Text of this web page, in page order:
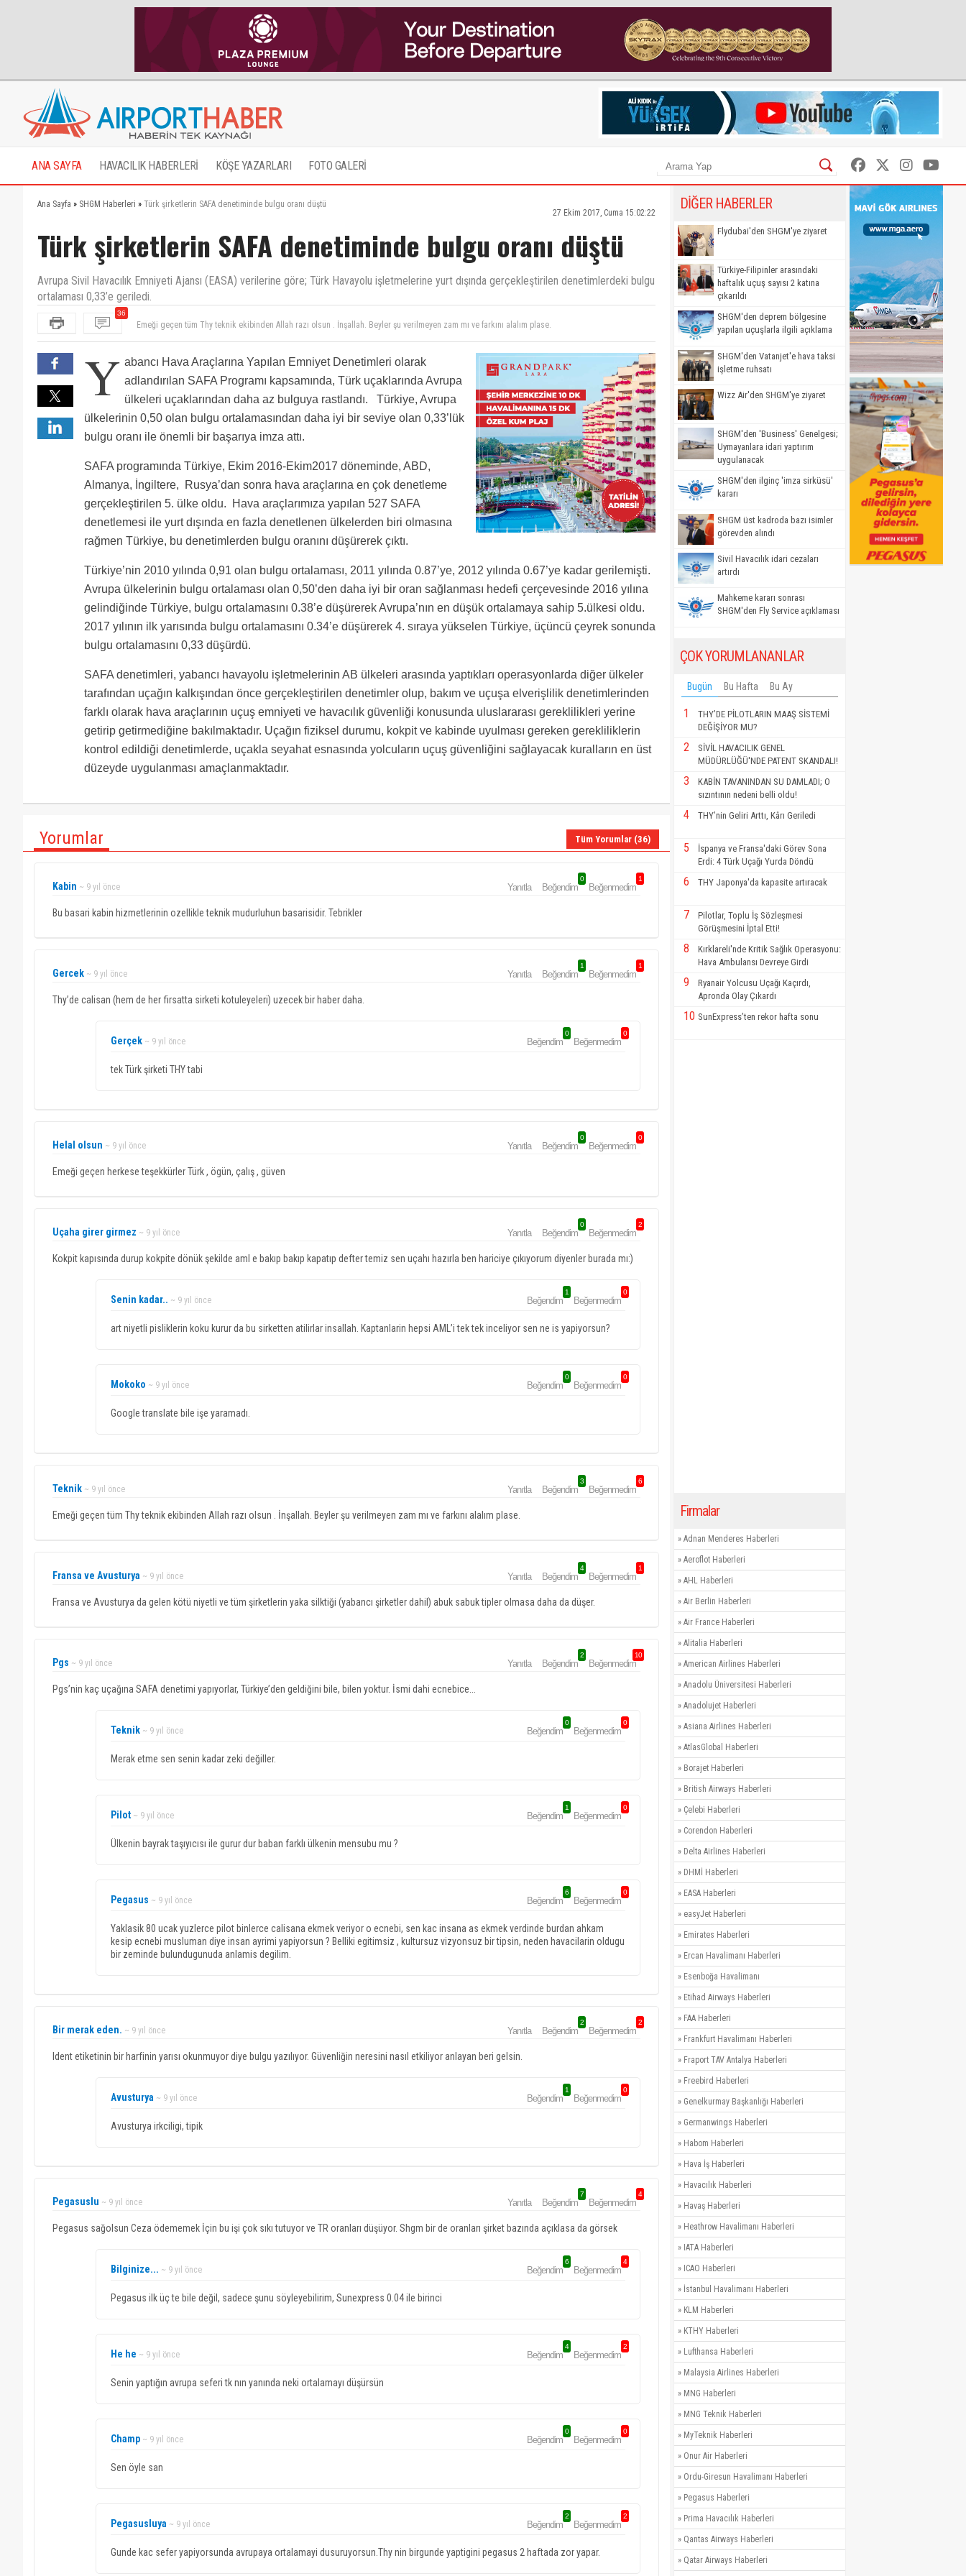
ANA SAYFA HAVACILIK HABERLERİ KÖŞE YAZARLARI FOTO GALERİ
Ana Sayfa » SHGM Haberleri » Türk şirketlerin SAFA denetiminde bulgu oranı düştü
27 Ekim 2017, Cuma 15:02:22
Türk şirketlerin SAFA denetiminde bulgu oranı düştü
Avrupa Sivil Havacılık Emniyeti Ajansı (EASA) verilerine göre; Türk Havayolu işletmelerine yurt dışında gerçekleştirilen denetimlerdeki bulgu
ortalaması 0,33’e geriledi.
36
Fransa ve Avusturya da gelen kötü niyetli ve tüm şirketlerin yaka silktiği (yabancı şirketler dahil) abuk sabuk tipler olmasa daha da düşer.
Ident etiketinin bir harfinin yarısı okunmuyor diye bulgu yazılıyor. Güvenliğin neresini nasıl etkiliyor anlayan beri gelsin.
Pegasus sağolsun Ceza ödememek İçin bu işi çok sıkı tutuyor ve TR oranları düşüyor. Shgm bir de oranları şirket bazında açıklasa da görsek
Gerçekten büyüklük muazzam. Başarılı olur inşallah gurur verici. Taxi süresi beni korkuttu havadan bile dakikalar sürüyor. Türk işi 10.
dakikada taxi yolunu ; sonradan (tabir buysa yarmışlar doğalgaz geçirdiler sanırım:)))) Ama gerçekten düşman çatlatacak bir proje. Allahtan
emiği geçen herkese kolay gelmesini temenni ederim.
Bu basari kabin hizmetlerinin ozellikle teknik mudurluhun basarisidir. Tebrikler
Thy’de calisan (hem de her firsatta sirketi kotuleyeleri) uzecek bir haber daha.
Emeği geçen herkese teşekkürler Türk , ögün, çalış , güven
Kokpit kapısında durup kokpite dönük şekilde aml e bakıp bakıp kapatıp defter temiz sen uçahı hazırla ben hariciye çıkıyorum diyenler burada
mı:)
Y abancı Hava Araçlarına Yapılan Emniyet Denetimleri olarak
adlandırılan SAFA Programı kapsamında, Türk uçaklarında Avrupa
ülkeleri uçaklarından daha az bulguya rastlandı. Türkiye, Avrupa
ülkelerinin 0,50 olan bulgu ortalamasından daha iyi bir seviye olan 0,33’lük
bulgu oranı ile önemli bir başarıya imza attı.
SAFA programında Türkiye, Ekim 2016-Ekim2017 döneminde, ABD,
Almanya, İngiltere, Rusya’dan sonra hava araçlarına en çok denetleme
gerçekleştirilen 5. ülke oldu. Hava araçlarımıza yapılan 527 SAFA
denetlemesi ile yurt dışında en fazla denetlenen ülkelerden biri olmasına
rağmen Türkiye, bu denetimlerden bulgu oranını düşürerek çıktı.
Türkiye’nin 2010 yılında 0,91 olan bulgu ortalaması, 2011 yılında 0.87’ye, 2012 yılında 0.67’ye kadar gerilemişti.
Avrupa ülkelerinin bulgu ortalaması olan 0,50’den daha iyi bir oran sağlanması hedefi çerçevesinde 2016 yılına
gelindiğinde Türkiye, bulgu ortalamasını 0.38’e düşürerek Avrupa’nın en düşük ortalamaya sahip 5.ülkesi oldu.
2017 yılının ilk yarısında bulgu ortalamasını 0.34’e düşürerek 4. sıraya yükselen Türkiye, üçüncü çeyrek sonunda
bulgu ortalamasını 0,33 düşürdü.
SAFA denetimleri, yabancı havayolu işletmelerinin AB ülkeleri arasında yaptıkları operasyonlarda diğer ülkeler
tarafından uçağın kalkışından önce gerçekleştirilen denetimler olup, bakım ve uçuşa elverişlilik denetimlerinden
farklı olarak hava araçlarının uçuş emniyeti ve havacılık güvenliği konusunda uluslararası gereklilikleri yerine
getirip getirmediğine bakılmaktadır. Uçağın fiziksel durumu, kokpit ve kabinde uyulması gereken gerekliliklerin
kontrol edildiği denetimlerde, uçakla seyahat esnasında yolcuların uçuş güvenliğini sağlayacak kuralların en üst
düzeyde uygulanması amaçlanmaktadır.
Yorumlar Tüm Yorumlar (36)
Kabin ~ 9 yıl önce Yanıtla Beğendim
0
Beğenmedim
1
Bu basari kabin hizmetlerinin ozellikle teknik mudurluhun basarisidir. Tebrikler
Gercek ~ 9 yıl önce Yanıtla Beğendim
1
Beğenmedim
1
Thy’de calisan (hem de her firsatta sirketi kotuleyeleri) uzecek bir haber daha.
Gerçek ~ 9 yıl önce Beğendim
0
Beğenmedim
0
tek Türk şirketi THY tabi
Helal olsun ~ 9 yıl önce Yanıtla Beğendim
0
Beğenmedim
0
Emeği geçen herkese teşekkürler Türk , ögün, çalış , güven
Uçaha girer girmez ~ 9 yıl önce Yanıtla Beğendim
0
Beğenmedim
2
Kokpit kapısında durup kokpite dönük şekilde aml e bakıp bakıp kapatıp defter temiz sen uçahı hazırla ben hariciye çıkıyorum diyenler burada mı:)
Senin kadar.. ~ 9 yıl önce Beğendim
1
Beğenmedim
0
art niyetli pisliklerin koku kurur da bu sirketten atilirlar insallah. Kaptanlarin hepsi AML’i tek tek inceliyor sen ne is yapiyorsun?
Mokoko ~ 9 yıl önce Beğendim
0
Beğenmedim
0
Google translate bile işe yaramadı.
Teknik ~ 9 yıl önce Yanıtla Beğendim
3
Beğenmedim
6
Emeği geçen tüm Thy teknik ekibinden Allah razı olsun . İnşallah. Beyler şu verilmeyen zam mı ve farkını alalım plase.
Fransa ve Avusturya ~ 9 yıl önce Yanıtla Beğendim
4
Beğenmedim
1
Fransa ve Avusturya da gelen kötü niyetli ve tüm şirketlerin yaka silktiği (yabancı şirketler dahil) abuk sabuk tipler olmasa daha da düşer.
Pgs ~ 9 yıl önce Yanıtla Beğendim
2
Beğenmedim
10
Pgs’nin kaç uçağına SAFA denetimi yapıyorlar, Türkiye’den geldiğini bile, bilen yoktur. İsmi dahi ecnebice...
Teknik ~ 9 yıl önce Beğendim
0
Beğenmedim
0
Merak etme sen senin kadar zeki değiller.
Pilot ~ 9 yıl önce Beğendim
1
Beğenmedim
0
Ülkenin bayrak taşıyıcısı ile gurur dur baban farklı ülkenin mensubu mu ?
Pegasus ~ 9 yıl önce Beğendim
6
Beğenmedim
0
Yaklasik 80 ucak yuzlerce pilot binlerce calisana ekmek veriyor o ecnebi, sen kac insana as ekmek verdinde burdan ahkam
kesip ecnebi musluman diye insan ayrimi yapiyorsun ? Belliki egitimsiz , kultursuz vizyonsuz bir tipsin, neden havacilarin oldugu
bir zeminde bulundugunuda anlamis degilim.
Bir merak eden. ~ 9 yıl önce Yanıtla Beğendim
2
Beğenmedim
2
Ident etiketinin bir harfinin yarısı okunmuyor diye bulgu yazılıyor. Güvenliğin neresini nasıl etkiliyor anlayan beri gelsin.
Avusturya ~ 9 yıl önce Beğendim
1
Beğenmedim
0
Avusturya irkciligi, tipik
Pegasuslu ~ 9 yıl önce Yanıtla Beğendim
7
Beğenmedim
4
Pegasus sağolsun Ceza ödememek İçin bu işi çok sıkı tutuyor ve TR oranları düşüyor. Shgm bir de oranları şirket bazında açıklasa da görsek
Bilginize... ~ 9 yıl önce Beğendim
6
Beğenmedim
4
Pegasus ilk üç te bile değil, sadece şunu söyleyebilirim, Sunexpress 0.04 ile birinci
He he ~ 9 yıl önce Beğendim
4
Beğenmedim
2
Senin yaptığın avrupa seferi tk nın yanında neki ortalamayı düşürsün
Champ ~ 9 yıl önce Beğendim
0
Beğenmedim
0
Sen öyle san
Pegasusluya ~ 9 yıl önce Beğendim
2
Beğenmedim
2
Gunde kac sefer yapiyorsunda avrupaya ortalamayi dusuruyorsun.Thy nin birgunde yaptigini pegasus 2 haftada zor yapar.
DİĞER HABERLER
Flydubai'den SHGM'ye ziyaret
Türkiye-Filipinler arasındaki
haftalık uçuş sayısı 2 katına
çıkarıldı
SHGM'den deprem bölgesine
yapılan uçuşlarla ilgili açıklama
SHGM'den Vatanjet'e hava taksi
işletme ruhsatı
Wizz Air'den SHGM'ye ziyaret
SHGM'den 'Business' Genelgesi;
Uymayanlara idari yaptırım
uygulanacak
SHGM'den ilginç 'imza sirküsü'
kararı
SHGM üst kadroda bazı isimler
görevden alındı
Sivil Havacılık idari cezaları
artırdı
Mahkeme kararı sonrası
SHGM'den Fly Service açıklaması
ÇOK YORUMLANANLAR
Bugün Bu Hafta Bu Ay
1
THY’DE PİLOTLARIN MAAŞ SİSTEMİ
DEĞİŞİYOR MU?
2
SİVİL HAVACILIK GENEL
MÜDÜRLÜĞÜ'NDE PATENT SKANDALI!
3
KABİN TAVANINDAN SU DAMLADI; O
sızıntının nedeni belli oldu!
4 THY’nin Geliri Arttı, Kârı Geriledi
5
İspanya ve Fransa'daki Görev Sona
Erdi: 4 Türk Uçağı Yurda Döndü
6 THY Japonya'da kapasite artıracak
7
Pilotlar, Toplu İş Sözleşmesi
Görüşmesini İptal Etti!
8
Kırklareli'nde Kritik Sağlık Operasyonu:
Hava Ambulansı Devreye Girdi
9
Ryanair Yolcusu Uçağı Kaçırdı,
Apronda Olay Çıkardı
10 SunExpress’ten rekor hafta sonu
Firmalar
» Adnan Menderes Haberleri
» Aeroflot Haberleri
» AHL Haberleri
» Air Berlin Haberleri
» Air France Haberleri
» Alitalia Haberleri
» American Airlines Haberleri
» Anadolu Üniversitesi Haberleri
» Anadolujet Haberleri
» Asiana Airlines Haberleri
» AtlasGlobal Haberleri
» Borajet Haberleri
» British Airways Haberleri
» Çelebi Haberleri
» Corendon Haberleri
» Delta Airlines Haberleri
» DHMİ Haberleri
» EASA Haberleri
» easyJet Haberleri
» Emirates Haberleri
» Ercan Havalimanı Haberleri
» Esenboğa Havalimanı
» Etihad Airways Haberleri
» FAA Haberleri
» Frankfurt Havalimanı Haberleri
» Fraport TAV Antalya Haberleri
» Freebird Haberleri
» Genelkurmay Başkanlığı Haberleri
» Germanwings Haberleri
» Habom Haberleri
» Hava İş Haberleri
» Havacılık Haberleri
» Havaş Haberleri
» Heathrow Havalimanı Haberleri
» IATA Haberleri
» ICAO Haberleri
» İstanbul Havalimanı Haberleri
» KLM Haberleri
» KTHY Haberleri
» Lufthansa Haberleri
» Malaysia Airlines Haberleri
» MNG Haberleri
» MNG Teknik Haberleri
» MyTeknik Haberleri
» Onur Air Haberleri
» Ordu-Giresun Havalimanı Haberleri
» Pegasus Haberleri
» Prima Havacılık Haberleri
» Qantas Airways Haberleri
» Qatar Airways Haberleri